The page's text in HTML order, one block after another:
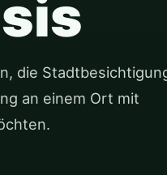
die
an einem Ort mit